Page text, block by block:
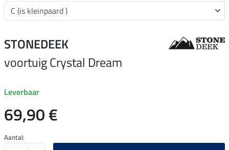
STONEDEEK
voortuig Crystal Dream
Leverbaar
69,90 €
Aantal: